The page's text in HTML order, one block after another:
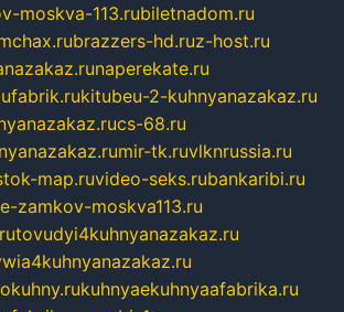
moskva-113.rubiletnadom.ru
brazzers-hd.ruz-host.ru
naperekate.ru
kitubeu-2-kuhnyanazakaz.ru
cs-68.ru
mir-tk.ruvlknrussia.ru
map.ruvideo-seks.rubankaribi.ru
zamkov-moskva113.ru
tovudyi4kuhnyanazakaz.ru
kuhnyaekuhnyaafabrika.ru